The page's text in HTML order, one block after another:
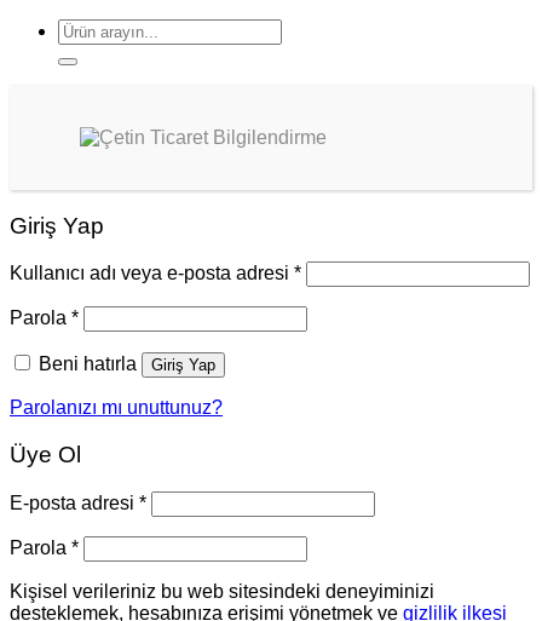
Ara:
Giriş Yap
Kullanıcı adı veya e-posta adresi *
Parola *
Beni hatırla Giriş Yap
Parolanızı mı unuttunuz?
Üye Ol
E-posta adresi *
Parola *
Kişisel verileriniz bu web sitesindeki deneyiminizi
desteklemek, hesabınıza erişimi yönetmek ve gizlilik ilkesi